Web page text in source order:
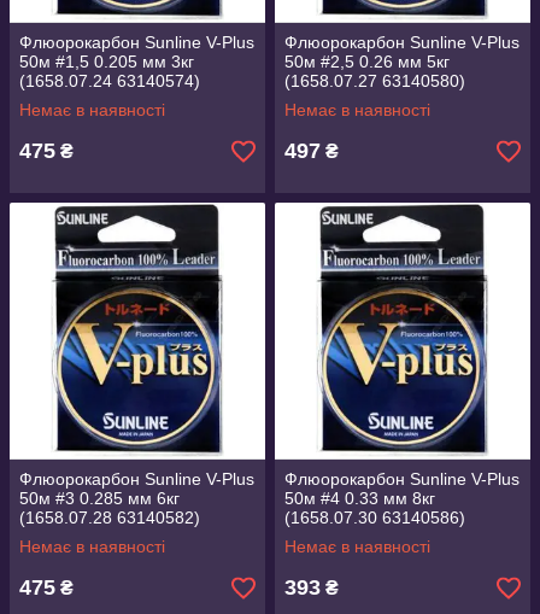
Флюорокарбон Sunline V-Plus
50м #1,5 0.205 мм 3кг
(1658.07.24 63140574)
Немає в наявності
475 ₴
Флюорокарбон Sunline V-Plus
50м #2,5 0.26 мм 5кг
(1658.07.27 63140580)
Немає в наявності
497 ₴
Флюорокарбон Sunline V-Plus
50м #3 0.285 мм 6кг
(1658.07.28 63140582)
Немає в наявності
475 ₴
Флюорокарбон Sunline V-Plus
50м #4 0.33 мм 8кг
(1658.07.30 63140586)
Немає в наявності
393 ₴